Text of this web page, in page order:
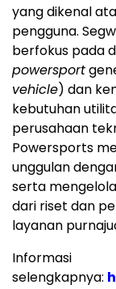
yang dikenal
pengguna.
berfokus pada
powersport
vehicle) dan
kebutuhan
perusahaan
Powersports
unggulan
serta
dari riset dan
layanan
Informasi
selengkapnya: